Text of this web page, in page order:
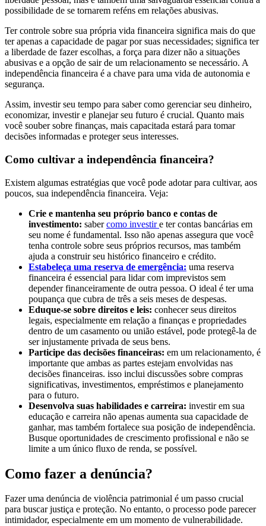
possibilidade de se tornarem reféns em relações abusivas.
Ter controle sobre sua própria vida financeira significa mais do que
ter apenas a capacidade de pagar por suas necessidades; significa ter
a liberdade de fazer escolhas, a força para dizer não a situações
abusivas e a opção de sair de um relacionamento se necessário. A
independência financeira é a chave para uma vida de autonomia e
segurança.
Assim, investir seu tempo para saber como gerenciar seu dinheiro,
economizar, investir e planejar seu futuro é crucial. Quanto mais
você souber sobre finanças, mais capacitada estará para tomar
decisões informadas e proteger seus interesses.
Como cultivar a independência financeira?
Existem algumas estratégias que você pode adotar para cultivar, aos
poucos, sua independência financeira. Veja:
Crie e mantenha seu próprio banco e contas de
investimento: sabercomo investire ter contas bancárias em
seu nome é fundamental. Isso não apenas assegura que você
tenha controle sobre seus próprios recursos, mas também
ajuda a construir seu histórico financeiro e crédito.
Estabeleça uma reserva de emergência: uma reserva
financeira é essencial para lidar com imprevistos sem
depender financeiramente de outra pessoa. O ideal é ter uma
poupança que cubra de três a seis meses de despesas.
Eduque-se sobre direitos e leis: conhecer seus direitos
legais, especialmente em relação a finanças e propriedades
dentro de um casamento ou união estável, pode protegê-la de
ser injustamente privada de seus bens.
Participe das decisões financeiras: em um relacionamento, é
importante que ambas as partes estejam envolvidas nas
decisões financeiras. isso inclui discussões sobre compras
significativas, investimentos, empréstimos e planejamento
para o futuro.
Desenvolva suas habilidades e carreira: investir em sua
educação e carreira não apenas aumenta sua capacidade de
ganhar, mas também fortalece sua posição de independência.
Busque oportunidades de crescimento profissional e não se
limite a um único fluxo de renda, se possível.
Como fazer a denúncia?
Fazer uma denúncia de violência patrimonial é um passo crucial
para buscar justiça e proteção. No entanto, o processo pode parecer
intimidador, especialmente em um momento de vulnerabilidade.